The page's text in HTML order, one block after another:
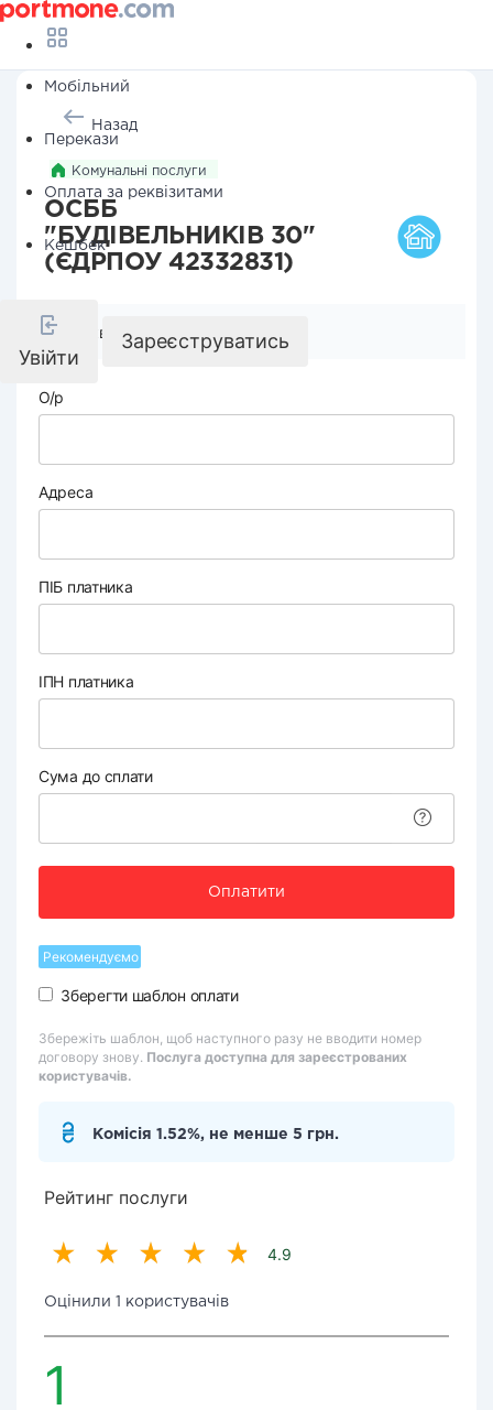
Мобільний
Перекази
Оплата за реквізитами
Кешбек
Увійти
Зареєструватись
Назад
Комунальні послуги
ОСББ
"БУДІВЕЛЬНИКІВ 30"
(ЄДРПОУ 42332831)
Реквізити компанії
О/р
Адреса
ПІБ платника
ІПН платника
Сума до сплати
Оплатити
Рекомендуємо
Зберегти шаблон оплати
Збережіть шаблон, щоб наступного разу не вводити номер
договору знову. Послуга доступна для зареєстрованих
користувачів.
Комісія 1.52%, не менше 5 грн.
Рейтинг послуги
4.9
Оцінили 1 користувачів
1